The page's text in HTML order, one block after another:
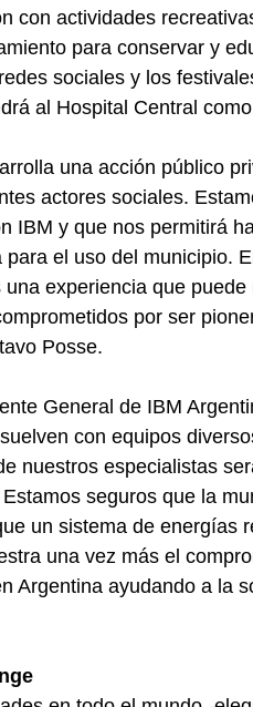
con actividades
para conservar y
sociales y los
al Hospital Central
una acción público
actores sociales.
IBM y que nos permitirá
el uso del municipio.
experiencia que
por ser
Posse.
General de IBM
con equipos
nuestros especialistas
seguros que la
un sistema de energías
una vez más el
Argentina ayudando a la